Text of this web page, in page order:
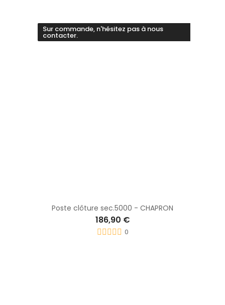
Sur commande, n'hésitez pas à nous
contacter.
Poste clôture sec.5000 - CHAPRON
186,90 €
0